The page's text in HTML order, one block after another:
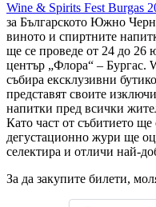
Wine & Spirits Fest Burgas
за Българското Южно
виното и спиртните
ще се проведе от 24 до 26
център „Флора“ – Бургас.
събира ексклузивни
представят своите
напитки пред всички
Като част от събитието ще
дегустационно жури ще
селектира и отличи най-
За да закупите билети,